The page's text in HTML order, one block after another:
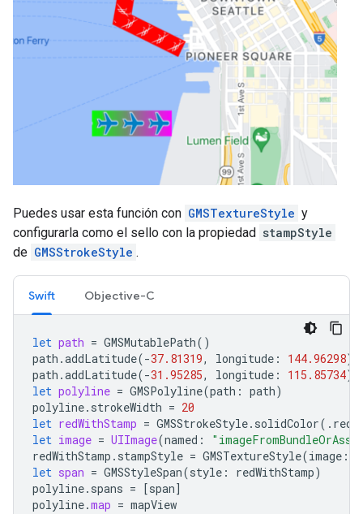
Puedes usar esta función con GMSTextureStyle y
configurarla como el sello con la propiedad stampStyle
de GMSStrokeStyle .
Swift Objective-C
let path = GMSMutablePath()
path .addLatitude(-37.81319, longitude : 144.96298)
path .addLatitude(-31.95285, longitude : 115.85734)
let polyline = GMSPolyline(path : path)
polyline. strokeWidth = 20
let redWithStamp = GMSStrokeStyle. solidColor(. red
let image = UIImage(named :
redWithStamp . stampStyle = GMSTextureStyle(image :
let span = GMSStyleSpan(style : redWithStamp)
polyline. spans = [span]
polyline.map = mapView